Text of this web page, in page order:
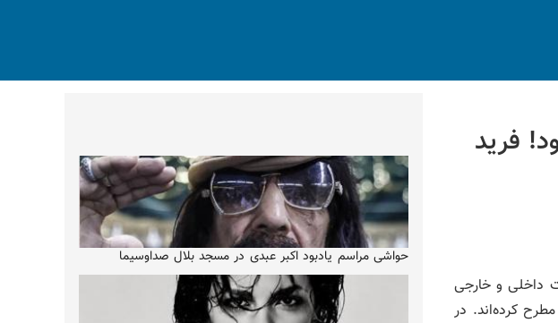
فرید
داخلی و خارجی
کرده‌اند. در
حواشی مراسم یادبود اکبر عبدی در مسجد بلال صداوسیما